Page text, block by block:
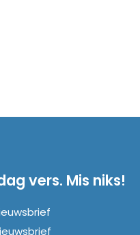
vers. Mis niks!